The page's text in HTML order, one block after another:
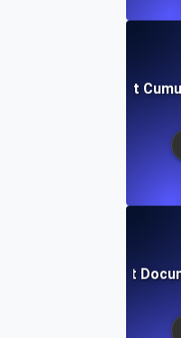
Was ist
Was ist